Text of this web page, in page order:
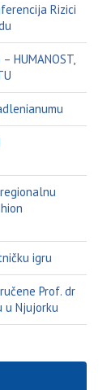
Rizici
HUMANOST,
igru
Prof. dr
u Njujorku